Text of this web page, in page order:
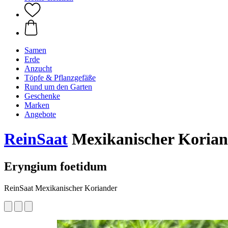
Samen
Erde
Anzucht
Töpfe & Pflanzgefäße
Rund um den Garten
Geschenke
Marken
Angebote
ReinSaat Mexikanischer
Eryngium foetidum
ReinSaat Mexikanischer Koriander